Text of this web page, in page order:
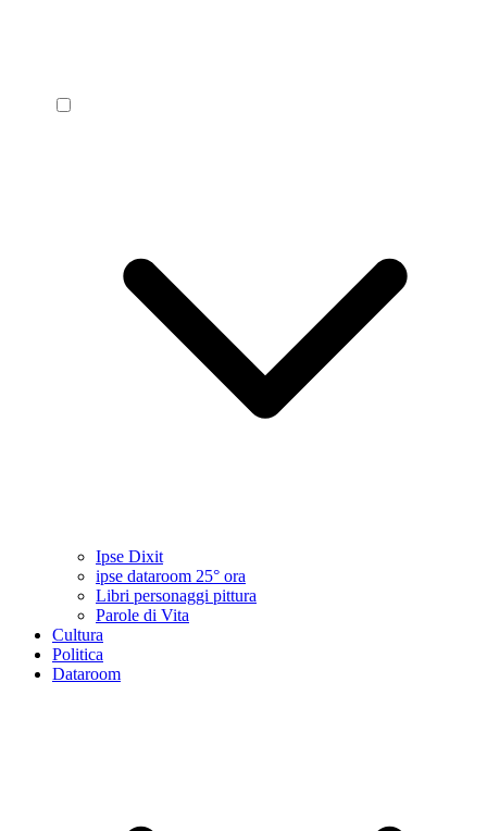
Ipse Dixit
ipse dataroom 25° ora
Libri personaggi pittura
Parole di Vita
Cultura
Politica
Dataroom